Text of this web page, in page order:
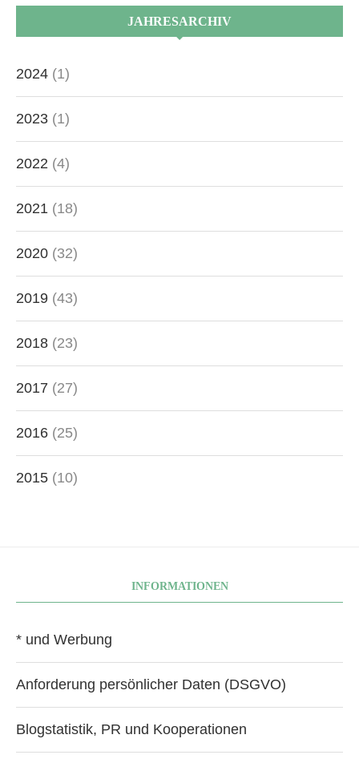
JAHRESARCHIV
2024 (1)
2023 (1)
2022 (4)
2021 (18)
2020 (32)
2019 (43)
2018 (23)
2017 (27)
2016 (25)
2015 (10)
INFORMATIONEN
* und Werbung
Anforderung persönlicher Daten (DSGVO)
Blogstatistik, PR und Kooperationen